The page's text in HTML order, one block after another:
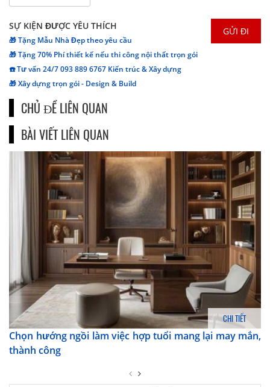
SỰ KIỆN ĐƯỢC YÊU THÍCH
🎁 Tặng Mẫu Nhà Đẹp theo yêu cầu
🎁 Tặng 70% Phí thiết kế nếu thi công nội thất trọn gói
☎️ Tư vấn 24/7 093 889 6767 Kiến trúc & Xây dựng
🎁 Xây dựng trọn gói - Design & Build
CHỦ ĐỀ LIÊN QUAN
BÀI VIẾT LIÊN QUAN
CHI TIẾT
Chọn hướng ngồi làm việc hợp tuổi mang lại may mắn,
thành công